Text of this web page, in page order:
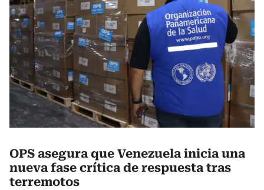
OPS asegura que Venezuela inicia una
nueva fase crítica de respuesta tras
terremotos